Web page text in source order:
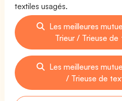
textiles usagés.
Les meilleures
Trieur / Trieuse de
Les meilleures
/ Trieuse de